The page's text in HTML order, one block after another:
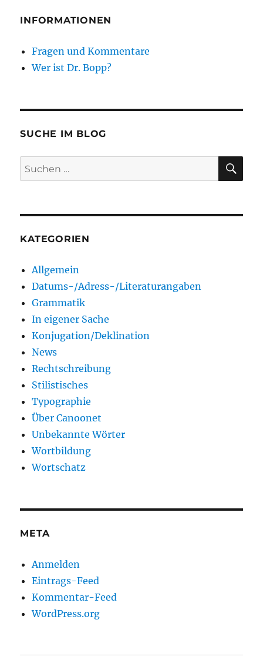
INFORMATIONEN
Fragen und Kommentare
Wer ist Dr. Bopp?
SUCHE IM BLOG
Suchen
nach:
KATEGORIEN
Allgemein
Datums-/Adress-/Literaturangaben
Grammatik
In eigener Sache
Konjugation/Deklination
News
Rechtschreibung
Stilistisches
Typographie
Über Canoonet
Unbekannte Wörter
Wortbildung
Wortschatz
META
Anmelden
Eintrags-Feed
Kommentar-Feed
WordPress.org